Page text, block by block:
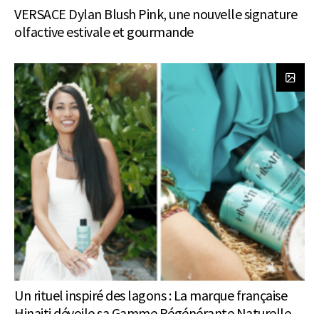
VERSACE Dylan Blush Pink, une nouvelle signature
olfactive estivale et gourmande
Un rituel inspiré des lagons : La marque française